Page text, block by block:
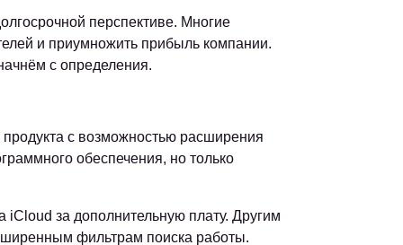
перспективе. Многие
и приумножить прибыль компании.
с определения.
с возможностью расширения
обеспечения, но только
за дополнительную плату. Другим
фильтрам поиска работы.